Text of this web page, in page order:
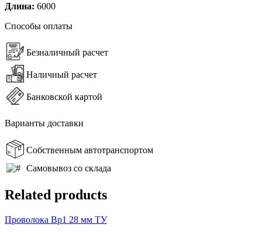
Длина: 6000
Способы оплаты
Безналичный расчет
Наличный расчет
Банковской картой
Варианты доставки
Собственным автотранспортом
Самовывоз со склада
Related products
Проволока Вр1 28 мм ТУ